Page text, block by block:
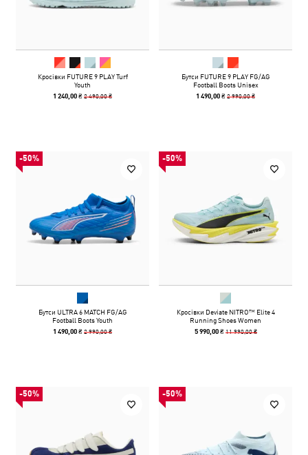
Кросівки FUTURE 9 PLAY Turf
Youth
1 240,00 ₴2 490,00 ₴
Бутси FUTURE 9 PLAY FG/AG
Football Boots Unisex
1 490,00 ₴2 990,00 ₴
-50%
Бутси ULTRA 6 MATCH FG/AG
Football Boots Youth
1 490,00 ₴2 990,00 ₴
-50%
Кросівки Deviate NITRO™ Elite 4
Running Shoes Women
5 990,00 ₴ 11 990,00 ₴
-50% -50%